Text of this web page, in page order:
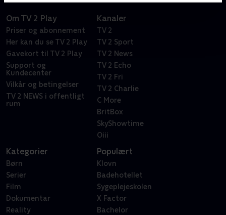
Om TV 2 Play
Priser og abonnement
Her kan du se TV 2 Play
Gavekort til TV 2 Play
Support og
Kundecenter
Vilkår og betingelser
TV 2 NEWS i offentligt
rum
Kanaler
TV 2
TV 2 Sport
TV 2 News
TV 2 Echo
TV 2 Fri
TV 2 Charlie
C More
BritBox
SkyShowtime
Oiii
Kategorier
Børn
Serier
Film
Dokumentar
Reality
Populært
Klovn
Badehotellet
Sygeplejeskolen
X Factor
Bachelor